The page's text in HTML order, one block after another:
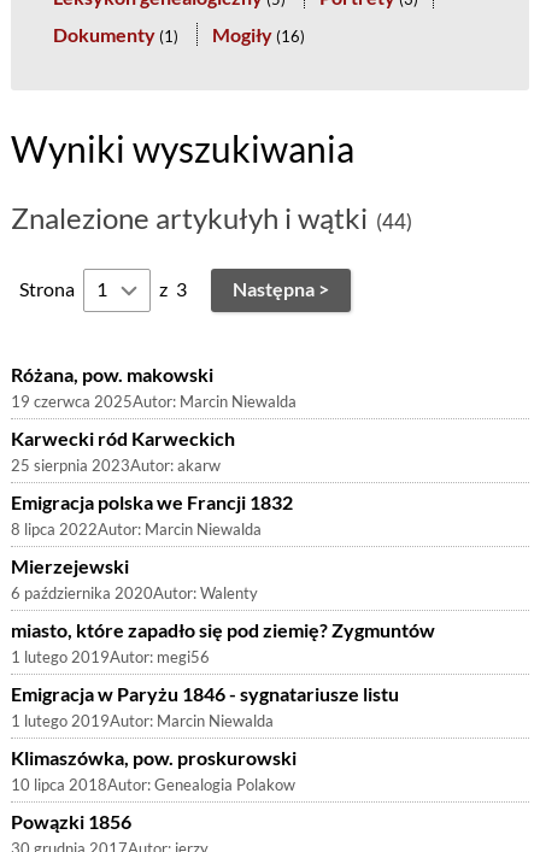
Dokumenty (1) Mogiły (16)
Wyniki wyszukiwania
Znalezione artykułyh i wątki (44)
Strona z 3 Następna >
Różana, pow. makowski
19 czerwca 2025Autor: Marcin Niewalda
Karwecki ród Karweckich
25 sierpnia 2023Autor:akarw
Emigracja polska we Francji 1832
8 lipca 2022Autor: Marcin Niewalda
Mierzejewski
6 października 2020Autor:Walenty
miasto, które zapadło się pod ziemię? Zygmuntów
1 lutego 2019Autor: megi56
Emigracja w Paryżu 1846 - sygnatariusze listu
1 lutego 2019Autor: Marcin Niewalda
Klimaszówka, pow. proskurowski
10 lipca 2018Autor:Genealogia Polakow
Powązki 1856